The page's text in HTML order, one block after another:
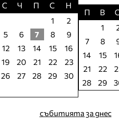
С Ч П С
Н
1
2
5 6 7 8
9
12 13 14 15
16
19 20 21 22
23
26 27 28 29
30
П
В С
1
7
8
14
15
21
22
28
29
събитията за днес